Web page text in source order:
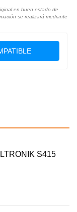
en buen estado de
se realizará mediante
S415